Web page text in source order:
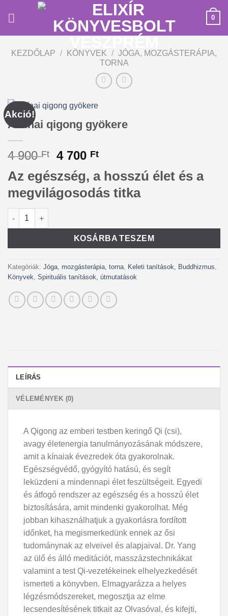
0
KEZDŐLAP / KÖNYVEK / JÓGA, MOZGÁSTERÁPIA,
TORNA
Akció!
A kínai qigong gyökere
4 900Ft
Original
price
was:
4
900 Ft.
4 700 FtCurrent
is:
4
Az egészség, a hosszú élet és a
megvilágosodás titka
A kínai qigong gyökere mennyiség
KOSÁRBA TESZEM
Alternative:
Kategóriák: Jóga, mozgásterápia, torna, Keleti tanítások, Buddhizmus,
Könyvek, Spirituális tanítások, útmutatások
LEÍRÁS
VÉLEMÉNYEK (0)
A Qigong az emberi testben keringő Qi (csi),
avagy életenergia tanulmányozásának módszere,
amit a kínaiak évezredek óta gyakorolnak.
Egészségvédő, gyógyító hatású, és segít
leküzdeni a mindennapi élet feszültségeit. Egyedi
és átfogó rendszer az egészség és a hosszú élet
biztosítására, amit mindenki gyakorolhat. Még
jobban kihasználhatjuk a gyakorlásra fordított
időnket, ha megismerkedünk ennek az ősi
tudománynak az elveivel és alapjaival. Dr. Yang
az ülő és álló meditációt, masszázstechnikákat
valamint a test Qi-vezetékeinek elhelyezkedését
ismerteti a könyvben. Elmagyarázza a helyes
légzésmódszereket, megosztja az elme
lecsendesítésének titkait az Olvasóval, és kifejti,